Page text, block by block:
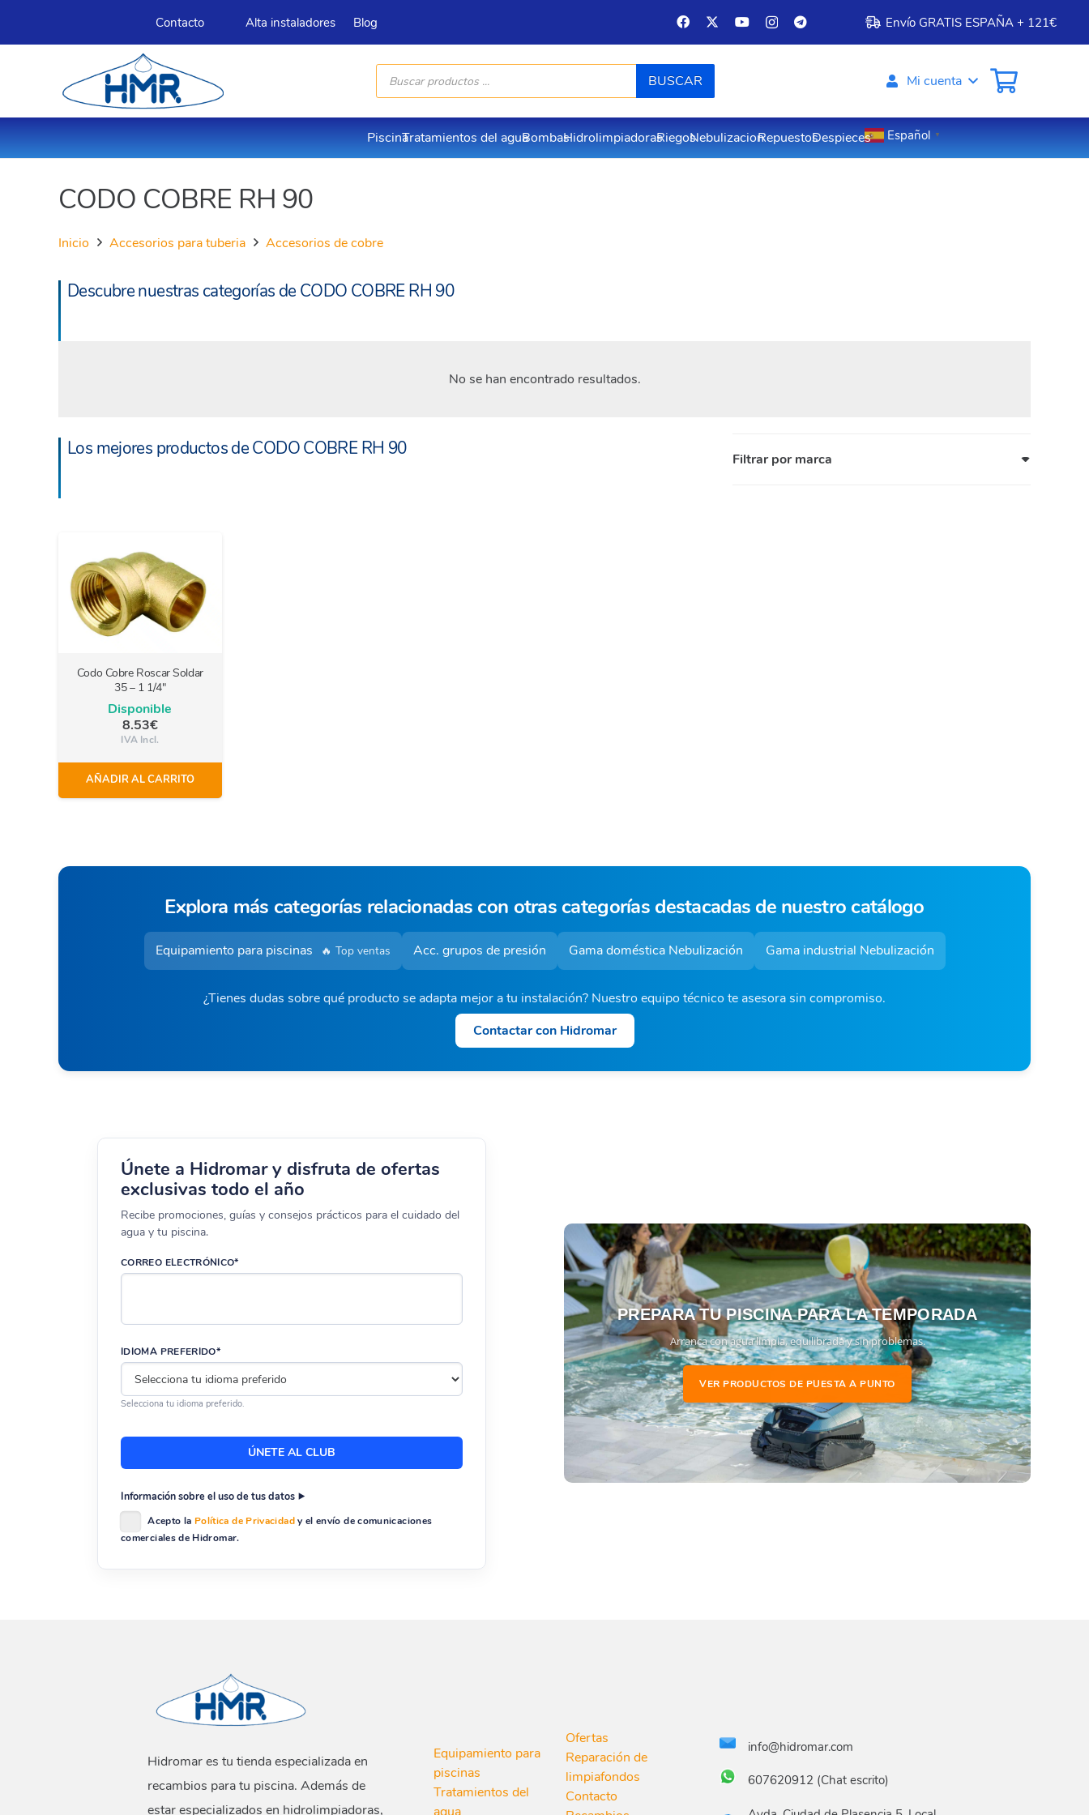
Contacto Alta instaladores Blog Envío GRATIS ESPAÑA + 121€
Búsqueda
productos
BUSCAR Mi cuenta
PiscinaTratamientos del aguaBombasHidrolimpiadorasRiegosNebulizacionRepuestosDespieces Español ▼
CODO COBRE RH 90
Inicio Accesorios para tuberia Accesorios de cobre
Descubre nuestras categorías de CODO COBRE RH 90
No se han encontrado resultados.
Los mejores productos de CODO COBRE RH 90 Filtrar por marca
Codo Cobre Roscar Soldar
35 – 1 1/4″
Disponible
8.53€
IVA Incl.
AÑADIR AL CARRITO
Explora más categorías relacionadas con otras categorías destacadas de nuestro catálogo
Equipamiento para piscinas 🔥 Top ventas Acc. grupos de presión Gama doméstica Nebulización Gama industrial Nebulización
¿Tienes dudas sobre qué producto se adapta mejor a tu instalación? Nuestro equipo técnico te asesora sin compromiso.
Contactar con Hidromar
Únete a Hidromar y disfruta de ofertas
exclusivas todo el año
Recibe promociones, guías y consejos prácticos para el cuidado del
agua y tu piscina.
CORREO ELECTRÓNICO*
IDIOMA PREFERIDO*
Selecciona tu idioma preferido.
Información sobre el uso de tus datos
Acepto la Política de Privacidady el envío de comunicaciones
comerciales de Hidromar.
PREPARA TU PISCINA PARA LA TEMPORADA
Arranca con agua limpia, equilibrada y sin problemas.
VER PRODUCTOS DE PUESTA A PUNTO
Hidromar es tu tienda especializada en
recambios para tu piscina. Además de
estar especializados en hidrolimpiadoras,
Equipamiento para
piscinas
Tratamientos del
Ofertas
Reparación de
limpiafondos
Contacto
info@hidromar.com
607620912 (Chat escrito)